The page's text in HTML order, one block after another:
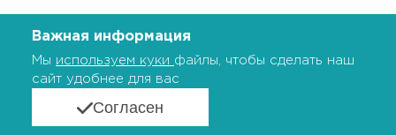
Важная информация
Мы используем куки файлы, чтобы сделать наш
сайт удобнее для вас
Согласен